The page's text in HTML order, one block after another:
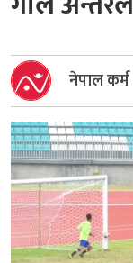
नेपाल कर्म